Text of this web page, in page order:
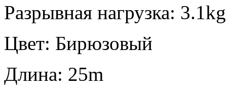
Разрывная нагрузка: 3.1kg
Цвет: Бирюзовый
Длина: 25m